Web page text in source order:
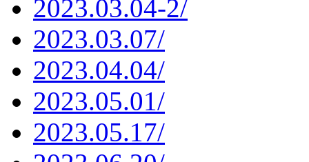
2023.03.04-2/
2023.03.07/
2023.04.04/
2023.05.01/
2023.05.17/